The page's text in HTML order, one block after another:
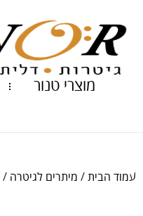
מוצרי טנור
עמוד הבית / מיתרים לגיטרה /